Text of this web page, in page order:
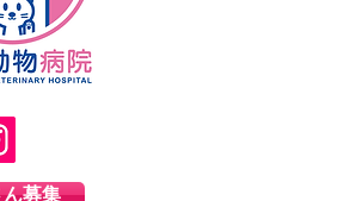
募集